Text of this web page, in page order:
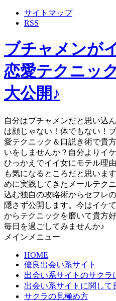
サイトマップ
RSS
ブチャメンが
恋愛テクニッ
大公開♪
自分はブチャメンだと思い込
は顔じゃない！体でもない！
愛テクニック＆口説き術で貴
いをしませんか？自分よりイ
ひっかえでイイ女にモテル理
も気になるところだと思いま
めに実践してきたメールテク
込む独自の攻略術からセフレ
隠さず公開します。今はイケ
からテクニックを磨いて貴方
毎日を過ごしてみませんか♪
メインメニュー
HOME
優良出会い系サイト
出会い系サイトのサクラ
出会い系サイトに関して
サクラの見極め方